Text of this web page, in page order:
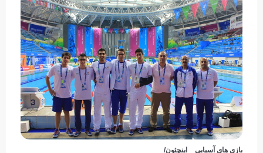
بازی های آسیایی _ اینچئون/